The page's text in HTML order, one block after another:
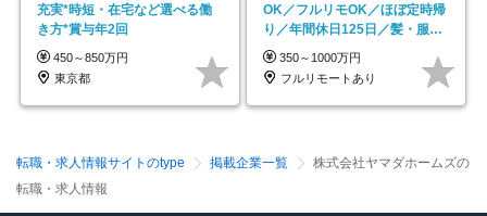
充実*時短・在宅など選べる働
き方*賞与年2回
450～850万円
東京都
OK／フルリモOK／ほぼ定時帰
り／年間休日125日／髪・服・
ネイル自由／副業OK
350～1000万円
フルリモートあり
転職・求人情報サイトのtype 掲載企業一覧
株式会社ヤマダホームズの
転職・求人情報